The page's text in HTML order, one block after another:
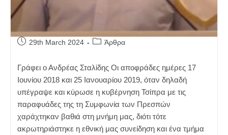
Post29th March 2024
PostΆρθρα
Γράφει ο Ανδρέας Σταλίδης Οι αποφράδες ημέρες 17
Ιουνίου 2018 και 25 Ιανουαρίου 2019, όταν δηλαδή
υπέγραψε και κύρωσε η κυβέρνηση Τσίπρα με τις
παραφυάδες της τη Συμφωνία των Πρεσπών
χαράχτηκαν βαθιά στη μνήμη μας, διότι τότε
ακρωτηριάστηκε η εθνική μας συνείδηση και ένα τμήμα